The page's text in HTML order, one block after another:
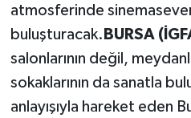
atmosferinde
buluşturacak. BURSA
salonlarının değil,
sokaklarının da sanatla
anlayışıyla hareket eden